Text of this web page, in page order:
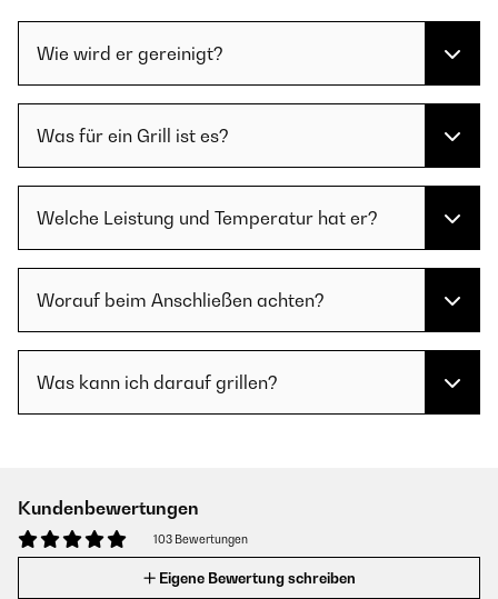
Wie wird er gereinigt?
Was für ein Grill ist es?
Welche Leistung und Temperatur hat er?
Worauf beim Anschließen achten?
Was kann ich darauf grillen?
Kundenbewertungen
103 Bewertungen
Eigene Bewertung schreiben